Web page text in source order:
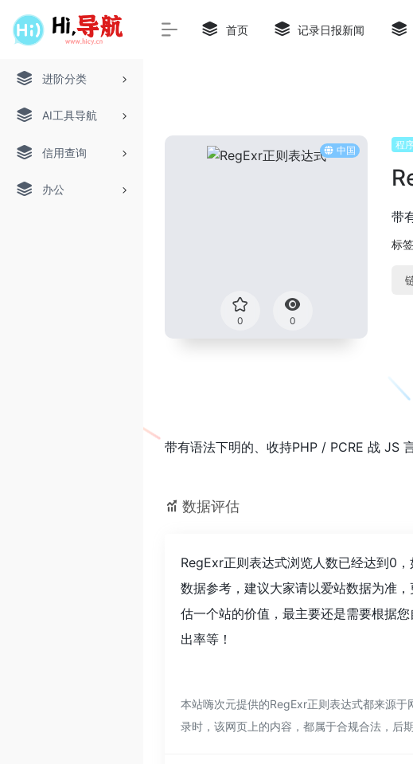
进阶分类
AI工具导航
信用查询
办公
首页 记录日报新闻
中国
0 0
程
带
标签
带有语法下明的、收持PHP / PCRE 战 JS
数据评估
RegExr正则表达式浏览人数已经达到0
数据参考，建议大家请以爱站数据为准
估一个站的价值，最主要还是需要根据
出率等！
本站嗨次元提供的RegExr正则表达式都来源
录时，该网页上的内容，都属于合规合法，后